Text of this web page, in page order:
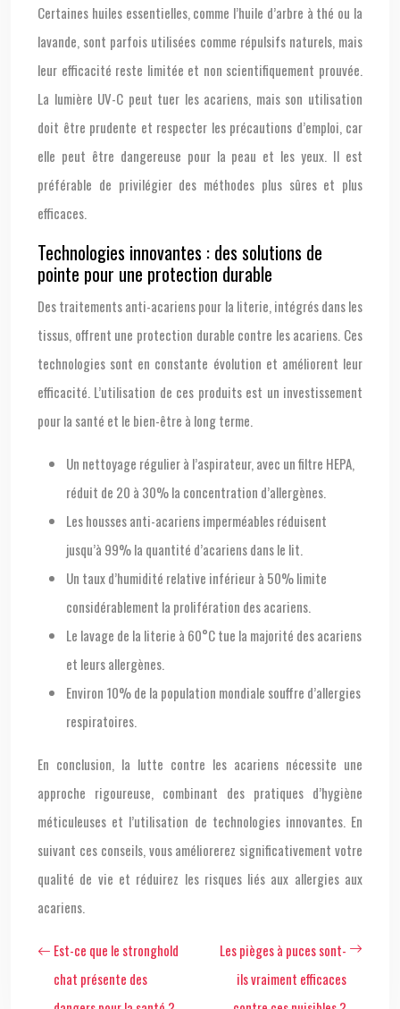
Certaines huiles essentielles, comme l’huile d’arbre à thé ou la
lavande, sont parfois utilisées comme répulsifs naturels, mais
leur efficacité reste limitée et non scientifiquement prouvée.
La lumière UV-C peut tuer les acariens, mais son utilisation
doit être prudente et respecter les précautions d’emploi, car
elle peut être dangereuse pour la peau et les yeux. Il est
préférable de privilégier des méthodes plus sûres et plus
efficaces.
Technologies innovantes : des solutions de
pointe pour une protection durable
Des traitements anti-acariens pour la literie, intégrés dans les
tissus, offrent une protection durable contre les acariens. Ces
technologies sont en constante évolution et améliorent leur
efficacité. L’utilisation de ces produits est un investissement
pour la santé et le bien-être à long terme.
Un nettoyage régulier à l’aspirateur, avec un filtre HEPA,
réduit de 20 à 30% la concentration d’allergènes.
Les housses anti-acariens imperméables réduisent
jusqu’à 99% la quantité d’acariens dans le lit.
Un taux d’humidité relative inférieur à 50% limite
considérablement la prolifération des acariens.
Le lavage de la literie à 60°C tue la majorité des acariens
et leurs allergènes.
Environ 10% de la population mondiale souffre d’allergies
respiratoires.
En conclusion, la lutte contre les acariens nécessite une
approche rigoureuse, combinant des pratiques d’hygiène
méticuleuses et l’utilisation de technologies innovantes. En
suivant ces conseils, vous améliorerez significativement votre
qualité de vie et réduirez les risques liés aux allergies aux
acariens.
Est-ce que le stronghold
chat présente des
Les pièges à puces sont-
ils vraiment efficaces